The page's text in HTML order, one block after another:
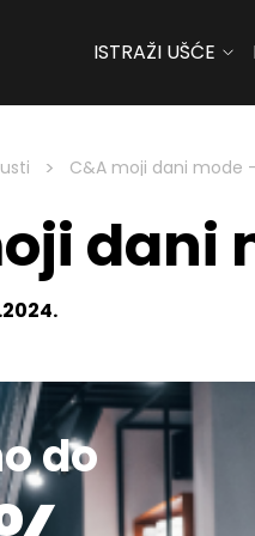
ISTRAŽI UŠĆE
> C&A moji dani mode
dani
do